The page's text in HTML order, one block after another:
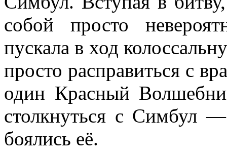
собой просто
пускала в ход
просто расправиться с
один Красный
столкнуться с Симбул
боялись её.